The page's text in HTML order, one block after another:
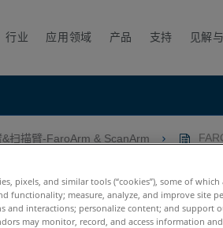
行业 应用领域 产品 支持 见解
&扫描臂-FaroArm & ScanArm
序
pixels, and similar tools (“cookies”), some of
functionality; measure, analyze, and improve site
and interactions; personalize content; and support
may monitor, record, and access information